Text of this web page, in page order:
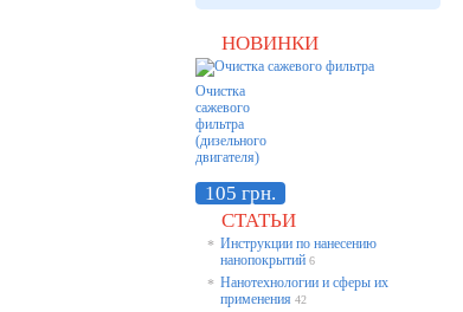
НОВИНКИ
Очистка
сажевого
фильтра
(дизельного
двигателя)
105 грн.
СТАТЬИ
* Инструкции по нанесению
нанопокрытий 6
* Нанотехнологии и сферы их
применения 42